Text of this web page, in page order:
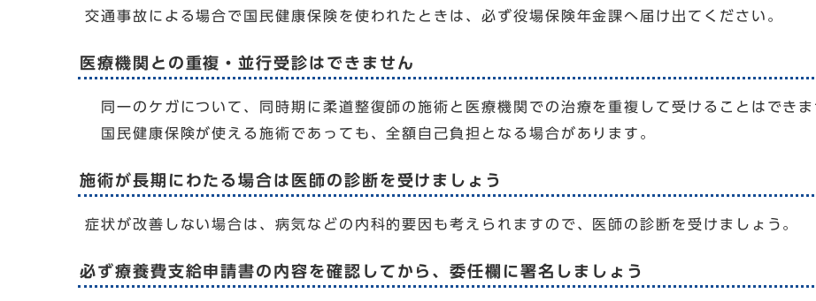
交通事故による場合で国民健康保険を使われたときは、必ず役場保険年金課へ届け出てください。
医療機関との重複・並行受診はできません
同一のケガについて、同時期に柔道整復師の施術と医療機関での治療を重複して受けることはできま
国民健康保険が使える施術であっても、全額自己負担となる場合があります。
施術が長期にわたる場合は医師の診断を受けましょう
症状が改善しない場合は、病気などの内科的要因も考えられますので、医師の診断を受けましょう。
必ず療養費支給申請書の内容を確認してから、委任欄に署名しましょう